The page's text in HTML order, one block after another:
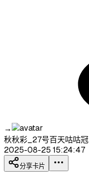
→
秋秋彩_27号百天咕咕冠
2025-08-25 15:24:47
分享卡片